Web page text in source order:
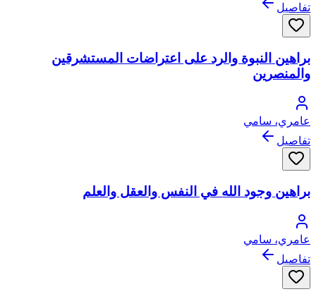
تفاصيل
براهين النبوة والرد على اعتراضات المستشرقين
والمنصرين
عامري، سامي
تفاصيل
براهين وجود الله في النفس والعقل والعلم
عامري، سامي
تفاصيل